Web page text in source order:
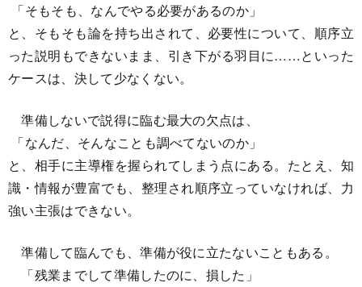
「そもそも、なんでやる必要があるのか」
と、そもそも論を持ち出されて、必要性について、順序立
った説明もできないまま、引き下がる羽目に……といった
ケースは、決して少なくない。
準備しないで説得に臨む最大の欠点は、
「なんだ、そんなことも調べてないのか」
と、相手に主導権を握られてしまう点にある。たとえ、知
識・情報が豊富でも、整理され順序立っていなければ、力
強い主張はできない。
準備して臨んでも、準備が役に立たないこともある。
「残業までして準備したのに、損した」